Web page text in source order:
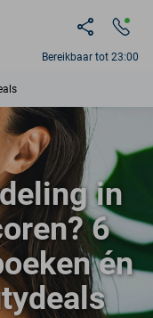
Bereikbaar tot 23:00
9,4
in
6
én